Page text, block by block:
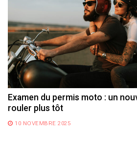
Examen du permis moto : un
rouler plus tôt
10 NOVEMBRE 2025